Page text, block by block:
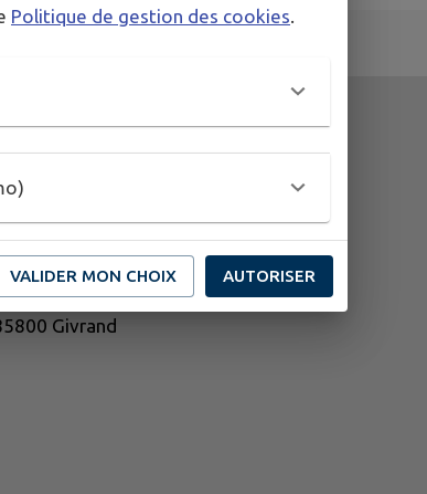
CROIX-DE-VIE
Givrand
Politique de gestion des cookies
VALIDER MON CHOIX AUTORISER